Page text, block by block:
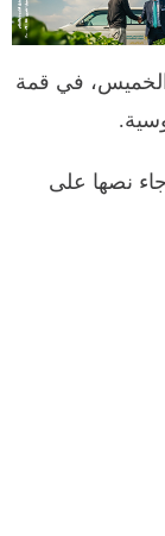
الخميس، في قمة
نصها على